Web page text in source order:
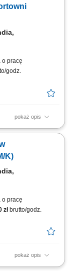
palet;
o pracę
godz.
pokaż opis
się w
logistyki z
zapasami
K)
o pracę
złbrutto/godz.
pokaż opis
w Oosterhout